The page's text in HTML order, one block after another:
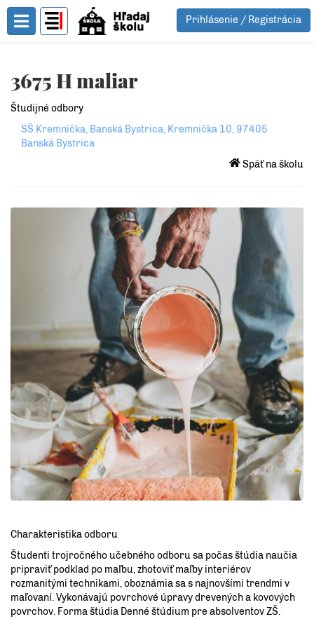
Toggle Menu
Prihlásenie / Registrácia
3675 H maliar
Študijné odbory
SŠ Kremnička, Banská Bystrica, Kremnička 10, 97405
Banská Bystrica
Späť na školu
Charakteristika odboru
Študenti trojročného učebného odboru sa počas štúdia naučia
pripraviť podklad po maľbu, zhotoviť maľby interiérov
rozmanitými technikami, oboznámia sa s najnovšími trendmi v
maľovaní. Vykonávajú povrchové úpravy drevených a kovových
povrchov. Forma štúdia Denné štúdium pre absolventov ZŠ.